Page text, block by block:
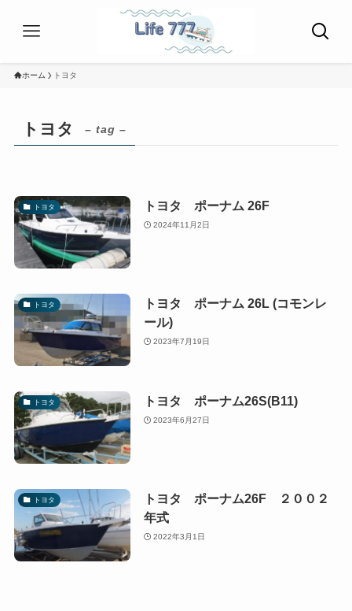
ホーム トヨタ
トヨタ – tag –
トヨタ トヨタ ポーナム 26F
2024年11月2日
トヨタ
トヨタ ポーナム 26L (コモンレ
ール)
2023年7月19日
トヨタ トヨタ ポーナム26S(B11)
2023年6月27日
トヨタ
トヨタ ポーナム26F ２００２
年式
2022年3月1日